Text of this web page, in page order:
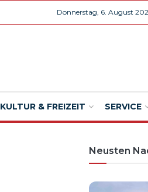
Donnerstag, 6. August
KULTUR & FREIZEIT SERVICE
Neusten